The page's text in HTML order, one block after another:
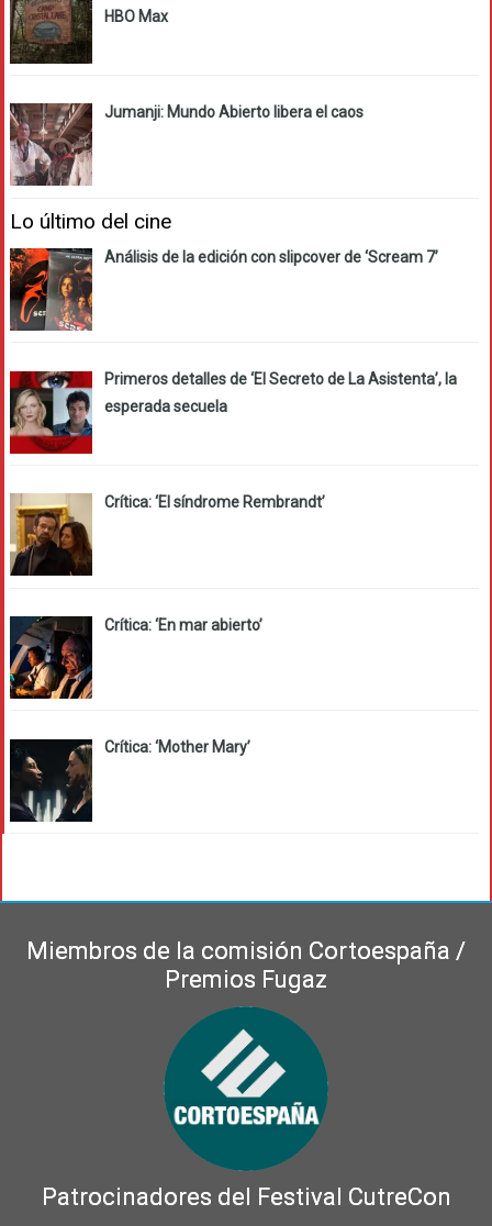
HBO Max
Jumanji: Mundo Abierto libera el caos
Lo último del cine
Análisis de la edición con slipcover de ‘Scream 7’
Primeros detalles de ‘El Secreto de La Asistenta’, la
esperada secuela
Crítica: ‘El síndrome Rembrandt’
Crítica: ‘En mar abierto’
Crítica: ‘Mother Mary’
Miembros de la comisión Cortoespaña /
Premios Fugaz
Patrocinadores del Festival CutreCon